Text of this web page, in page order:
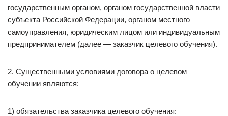
государственным органом, органом государственной власти
субъекта Российской Федерации, органом местного
самоуправления, юридическим лицом или индивидуальным
предпринимателем (далее — заказчик целевого обучения).
2. Существенными условиями договора о целевом
обучении являются:
1) обязательства заказчика целевого обучения: